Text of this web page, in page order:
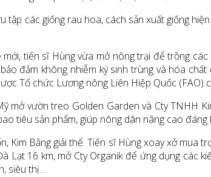
tập các giống rau hoa, cách sản xuất giống
tiến sĩ Hùng vừa mở nông trại để trồng
đảm không nhiễm ký sinh trùng và hóa
Tổ chức Lương nông Liên Hiệp Quốc (FAO)
mở vườn treo Golden Garden và Cty TNHH
tiêu sản phẩm, giúp nông dân nâng cao
Kim Bằng giải thể. Tiến sĩ Hùng xoay xở
Lạt 16 km, mở Cty Organik để ứng dụng các
siêu thị…